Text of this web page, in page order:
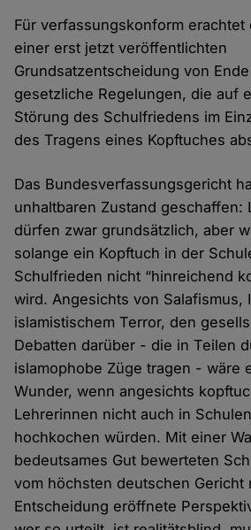
Für verfassungskonform erachtet
einer erst jetzt veröffentlichten
Grundsatzentscheidung von
gesetzliche Regelungen, die auf
Störung des Schulfriedens im
des Tragens eines Kopftuches
Das Bundesverfassungsgericht
unhaltbaren Zustand geschaffen:
dürfen zwar grundsätzlich, aber
solange ein Kopftuch in der
Schulfrieden nicht “hinreichend
wird. Angesichts von Salafismus,
islamistischem Terror, den
Debatten darüber - die in Teilen
islamophobe Züge tragen - wäre
Wunder, wenn angesichts
Lehrerinnen nicht auch in
hochkochen würden. Mit einer
bedeutsames Gut bewerteten
vom höchsten deutschen Gericht
Entscheidung eröffnete